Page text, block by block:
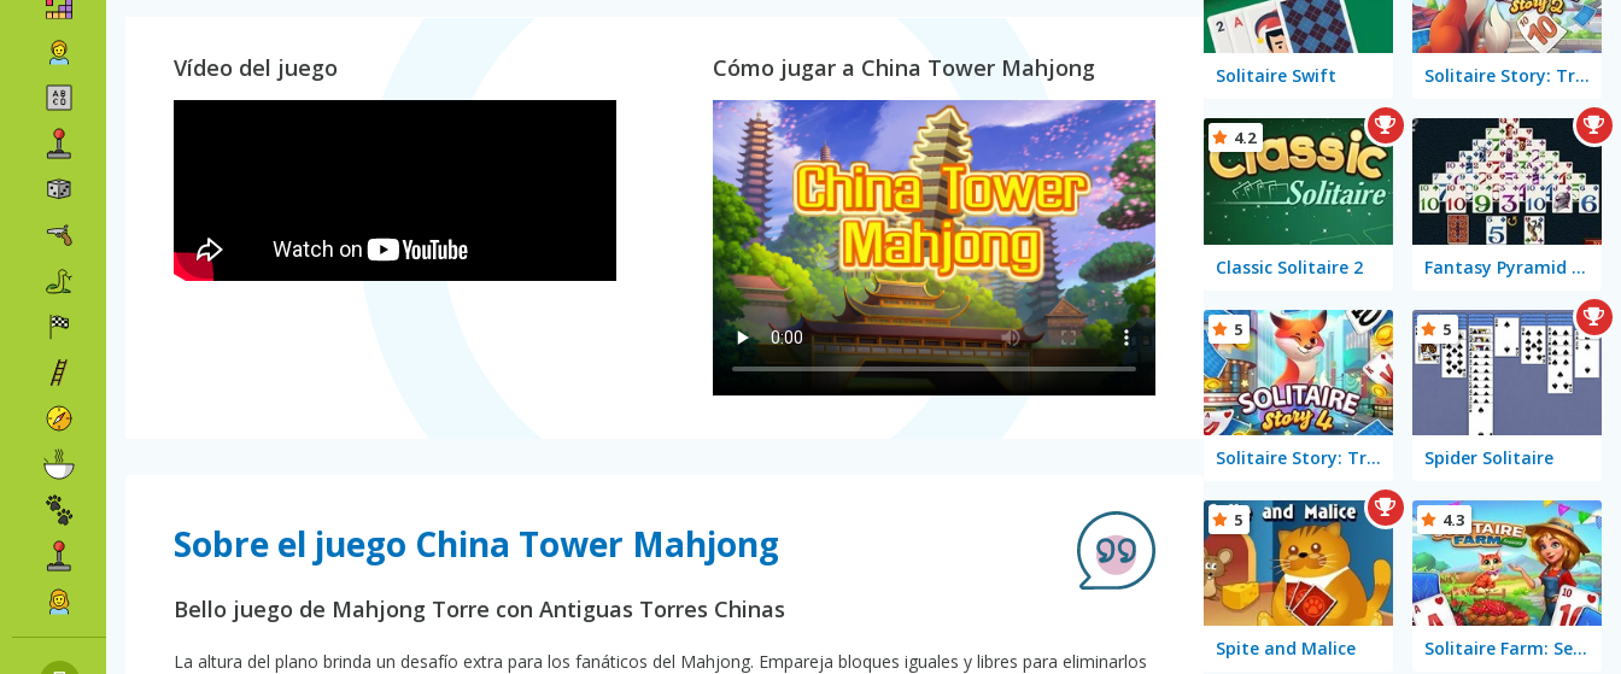
Vídeo del juego Cómo jugar a China Tower Mahjong
Sobre el juego China Tower Mahjong
Bello juego de Mahjong Torre con Antiguas Torres Chinas
La altura del plano brinda un desafío extra para los fanáticos del Mahjong. Empareja bloques iguales y libres para eliminarlos
Solitaire Swift Solitaire Story: TriPeaks 2
Classic Solitaire 2
4.2
Fantasy Pyramid Solitaire
Solitaire Story: TriPeaks 4
5
Spider Solitaire
5
Spite and Malice
5
Solitaire Farm: Seasons
4.3